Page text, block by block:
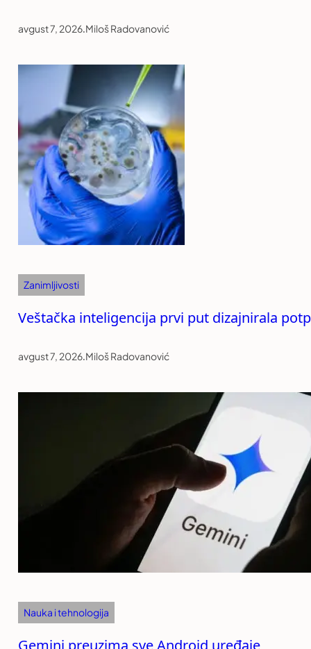
avgust 7, 2026.Miloš Radovanović
Zanimljivosti
Veštačka inteligencija prvi put dizajnirala
avgust 7, 2026.Miloš Radovanović
Nauka i tehnologija
Gemini preuzima sve Android uređaje